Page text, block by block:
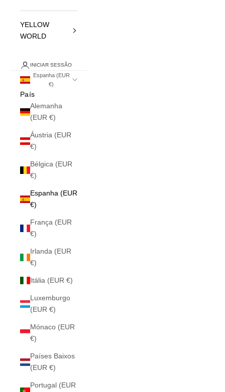
YELLOW
WORLD
INICIAR SESSÃO
Espanha (EUR
€)
País
Alemanha
(EUR €)
Áustria (EUR
€)
Bélgica (EUR
€)
Espanha (EUR
€)
França (EUR
€)
Irlanda (EUR
€)
Itália (EUR €)
Luxemburgo
(EUR €)
Mónaco (EUR
€)
Países Baixos
(EUR €)
Portugal (EUR